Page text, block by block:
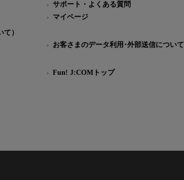
）
サポート・よくある質問
マイページ
お客さまのデータ利用･外部送信について
Fun! J:COMトップ